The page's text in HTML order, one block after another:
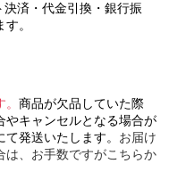
済・代金引換・銀行振
。
商品が欠品していた際
やキャンセルとなる場合が
発送いたします。 お届け
は、お手数ですがこちらか